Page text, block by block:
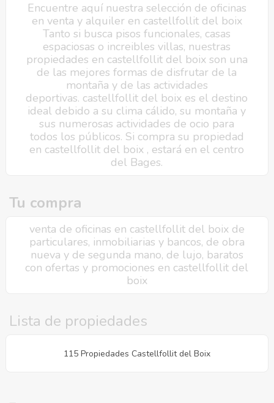
Encuentre aquí nuestra selección de oficinas
en venta y alquiler en castellfollit del boix
Tanto si busca pisos funcionales, casas
espaciosas o increibles villas, nuestras
propiedades en castellfollit del boix son una
de las mejores formas de disfrutar de la
montaña y de las actividades
deportivas. castellfollit del boix es el destino
ideal debido a su clima cálido, su montaña y
sus numerosas actividades de ocio para
todos los públicos. Si compra su propiedad
en castellfollit del boix , estará en el centro
del Bages.
Tu compra
venta de oficinas en castellfollit del boix de
particulares, inmobiliarias y bancos, de obra
nueva y de segunda mano, de lujo, baratos
con ofertas y promociones en castellfollit del
boix
Lista de propiedades
115 Propiedades Castellfollit del Boix